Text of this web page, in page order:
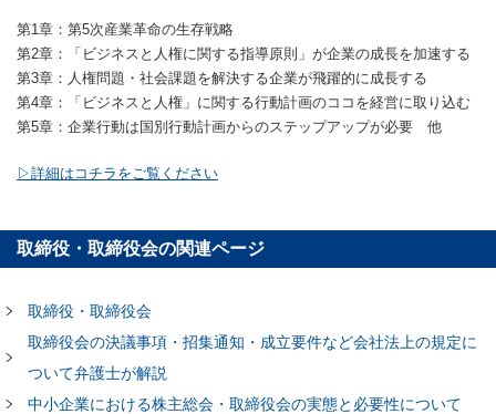
第1章：第5次産業革命の生存戦略
第2章：「ビジネスと人権に関する指導原則」が企業の成長を加速する
第3章：人権問題・社会課題を解決する企業が飛躍的に成長する
第4章：「ビジネスと人権」に関する行動計画のココを経営に取り込む
第5章：企業行動は国別行動計画からのステップアップが必要 他
▷詳細はコチラをご覧ください
取締役・取締役会の関連ページ
取締役・取締役会
取締役会の決議事項・招集通知・成立要件など会社法上の規定に
ついて弁護士が解説
中小企業における株主総会・取締役会の実態と必要性について